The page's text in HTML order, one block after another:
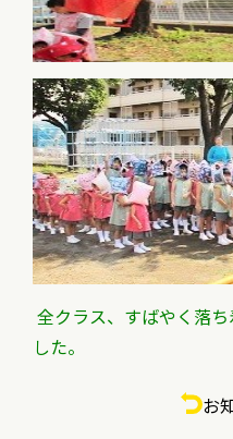
全クラス、すばやく落
した。
お